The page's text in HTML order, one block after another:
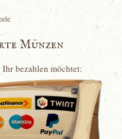
Münzen
bezahlen möchtet: